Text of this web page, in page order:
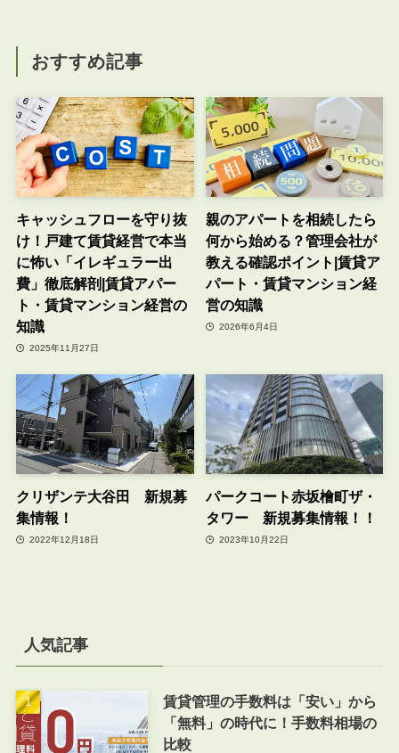
おすすめ記事
キャッシュフローを守り抜
け！戸建て賃貸経営で本当
に怖い「イレギュラー出
費」徹底解剖|賃貸アパー
ト・賃貸マンション経営の
知識
2025年11月27日
親のアパートを相続したら
何から始める？管理会社が
教える確認ポイント|賃貸ア
パート・賃貸マンション経
営の知識
2026年6月4日
クリザンテ大谷田 新規募
集情報！
2022年12月18日
パークコート赤坂檜町ザ・
タワー 新規募集情報！！
2023年10月22日
人気記事
賃貸管理の手数料は「安い」から
「無料」の時代に！手数料相場の
比較